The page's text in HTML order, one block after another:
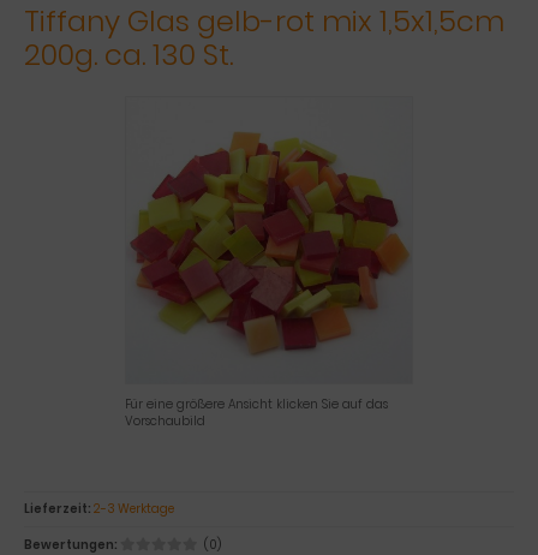
Tiffany Glas gelb-rot mix 1,5x1,5cm
200g. ca. 130 St.
Für eine größere Ansicht klicken Sie auf das
Vorschaubild
Lieferzeit: 2-3 Werktage
Bewertungen:
(0)